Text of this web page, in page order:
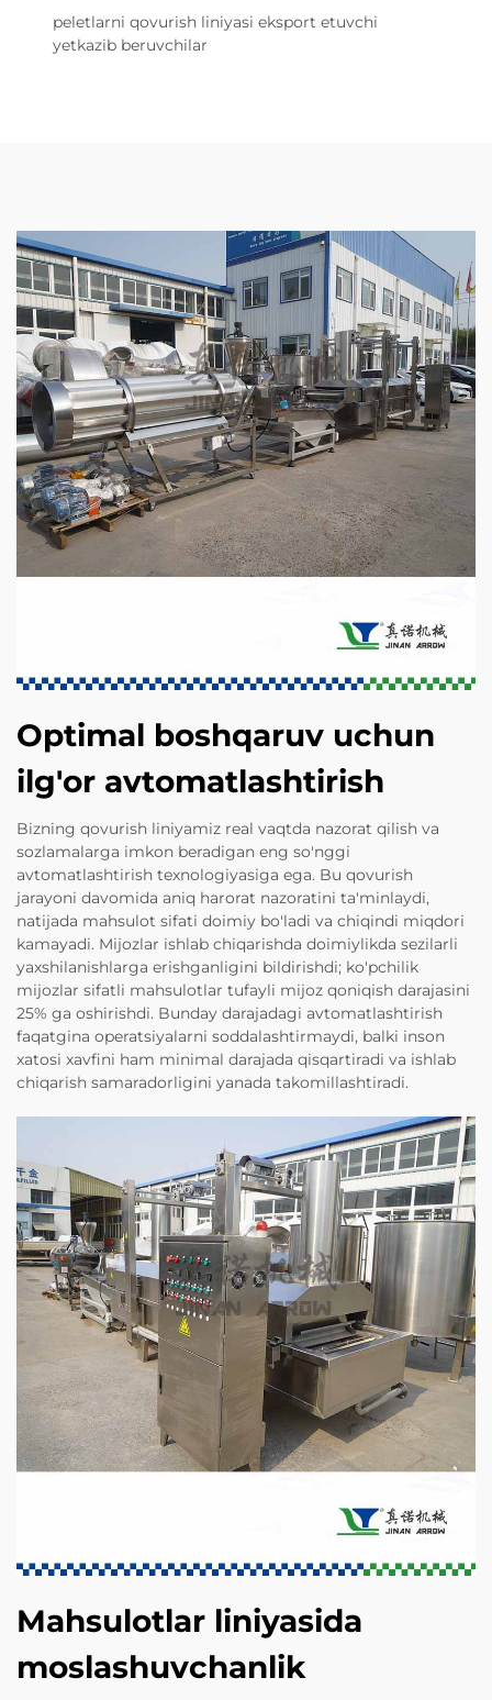
peletlarni qovurish liniyasi eksport etuvchi
yetkazib beruvchilar
Optimal boshqaruv uchun
ilg'or avtomatlashtirish
Bizning qovurish liniyamiz real vaqtda nazorat qilish va
sozlamalarga imkon beradigan eng so'nggi
avtomatlashtirish texnologiyasiga ega. Bu qovurish
jarayoni davomida aniq harorat nazoratini ta'minlaydi,
natijada mahsulot sifati doimiy bo'ladi va chiqindi miqdori
kamayadi. Mijozlar ishlab chiqarishda doimiylikda sezilarli
yaxshilanishlarga erishganligini bildirishdi; ko'pchilik
mijozlar sifatli mahsulotlar tufayli mijoz qoniqish darajasini
25% ga oshirishdi. Bunday darajadagi avtomatlashtirish
faqatgina operatsiyalarni soddalashtirmaydi, balki inson
xatosi xavfini ham minimal darajada qisqartiradi va ishlab
chiqarish samaradorligini yanada takomillashtiradi.
Mahsulotlar liniyasida
moslashuvchanlik